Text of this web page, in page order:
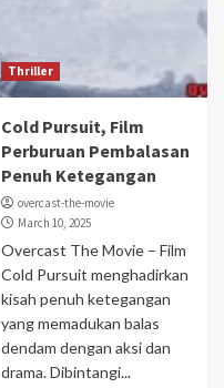
Thriller
Cold Pursuit, Film
Perburuan Pembalasan
Penuh Ketegangan
overcast-the-movie
March 10, 2025
Overcast The Movie – Film
Cold Pursuit menghadirkan
kisah penuh ketegangan
yang memadukan balas
dendam dengan aksi dan
drama. Dibintangi...